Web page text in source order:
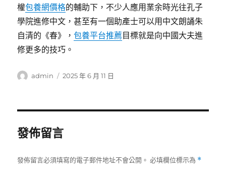
權包養網價格的輔助下，不少人應用業余時光往孔子
學院進修中文，甚至有一個助產士可以用中文朗誦朱
自清的《春》，包養平台推薦 目標就是向中國大夫進
修更多的技巧。
作
admin
發
2025 年 6 月 11 日
發佈留言
發佈留言必須填寫的電子郵件地址不會公開。 必填欄位標示為 *